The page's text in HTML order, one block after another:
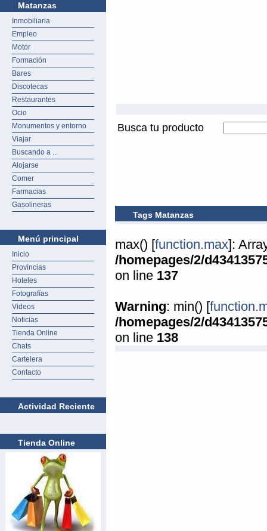
Matanzas
Inmobiliaria
Empleo
Motor
Formación
Bares
Discotecas
Restaurantes
Ocio
Monumentos y entorno
Viajar
Buscando a ...
Alojarse
Comer
Farmacias
Gasolineras
Menú principal
Inicio
Provincias
Hoteles
Fotografías
Videos
Noticias
Tienda Online
Chats
Cartelera
Contacto
Actividad Reciente
Tienda Online
Busca tu producto
Tags Matanzas
max() [function.max]:
/homepages/2/
on line 137
Warning: min() [
/homepages/2/
on line 138